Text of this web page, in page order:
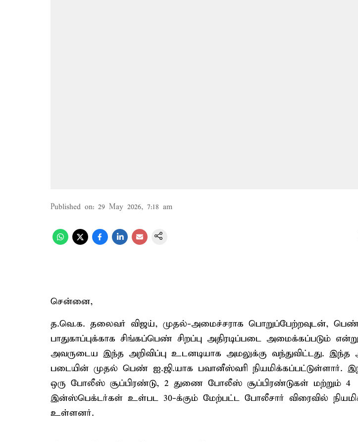
Published on: 29 May 2026, 7:18 am
சென்னை,
த.வெ.க. தலைவர் விஜய், முதல்-அமைச்சராக பொறுப்பேற்றவுடன்,
பாதுகாப்புக்காக சிங்கப்பெண் சிறப்பு அதிரடிப்படை அமைக்கப்படும்
அவருடைய இந்த அறிவிப்பு உடனடியாக அமலுக்கு வந்துவிட்டது. இந்த
படையின் முதல் பெண் ஐ.ஜி.யாக பவானீஸ்வரி நியமிக்கப்பட்டுள்ளார்.
ஒரு போலீஸ் சூப்பிரண்டு, 2 துணை போலீஸ் சூப்பிரண்டுகள் மற்றும் 4
இன்ஸ்பெக்டர்கள் உள்பட 30-க்கும் மேற்பட்ட போலீசார் விரைவில்
உள்ளனர்.